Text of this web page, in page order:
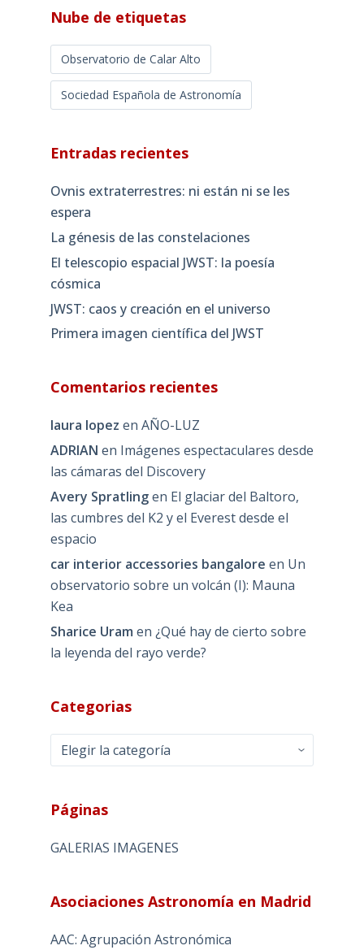
Nube de etiquetas
Observatorio de Calar Alto
Sociedad Española de Astronomía
Entradas recientes
Ovnis extraterrestres: ni están ni se les
espera
La génesis de las constelaciones
El telescopio espacial JWST: la poesía
cósmica
JWST: caos y creación en el universo
Primera imagen científica del JWST
Comentarios recientes
laura lopez en AÑO-LUZ
ADRIAN en Imágenes espectaculares desde
las cámaras del Discovery
Avery Spratlingen El glaciar del Baltoro,
las cumbres del K2 y el Everest desde el
espacio
car interior accessories bangalore en Un
observatorio sobre un volcán (I): Mauna
Kea
Sharice Uram en ¿Qué hay de cierto sobre
la leyenda del rayo verde?
Categorias
Categorias
Páginas
GALERIAS IMAGENES
Asociaciones Astronomía en Madrid
AAC: Agrupación Astronómica